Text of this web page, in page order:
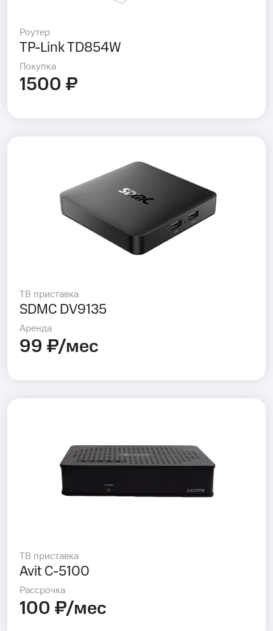
Роутер
TP-Link TD854W
Покупка
1500 ₽
ТВ приставка
SDMC DV9135
Аренда
99 ₽/мес
ТВ приставка
Avit C-5100
Рассрочка
100 ₽/мес